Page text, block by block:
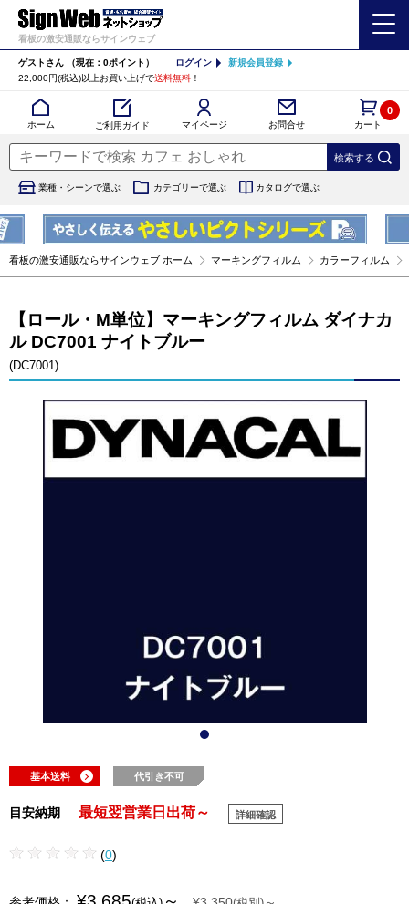
看板の激安通販ならサインウェブ
ゲストさん （現在：0ポイント） ログイン
新規会員登録
22,000円(税込)以上お買い上げで送料無料 ！
ホーム ご利用ガイド マイページ お問合せ カート
0
業種・シーンで選ぶ カテゴリーで選ぶ カタログで選ぶ
看板の激安通販ならサインウェブ ホーム マーキングフィルム カラーフィルム
【ロール・M単位】マーキングフィルム ダイナカ
ル DC7001 ナイトブルー
(DC7001)
基本送料 代引き不可
目安納期 最短翌営業日出荷～ 詳細確認
(0)